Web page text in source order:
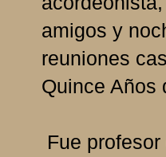
amigos y
reuniones
Quince Años
Fue